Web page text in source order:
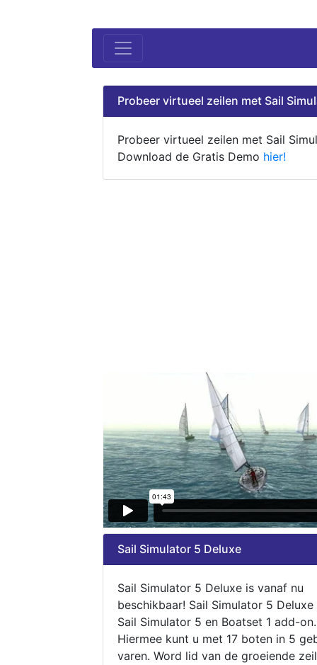
Probeer virtueel zeilen met Sail
Probeer virtueel zeilen met Sail
Download de Gratis Demo hier!
Sail Simulator 5 Deluxe
Sail Simulator 5 Deluxe is vanaf nu
beschikbaar! Sail Simulator 5
Sail Simulator 5 en Boatset 1 add-on.
Hiermee kunt u met 17 boten in 5
varen. Word lid van de groeiende zeil